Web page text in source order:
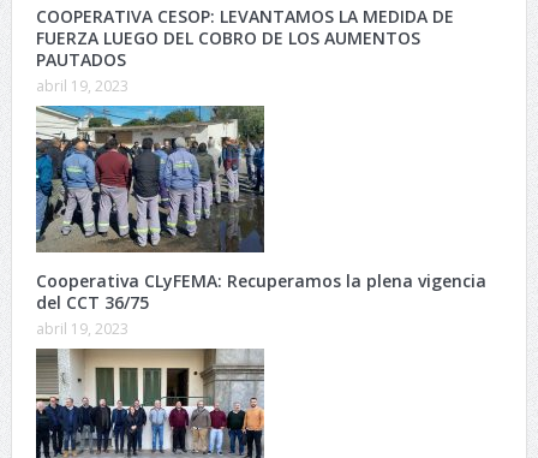
COOPERATIVA CESOP: LEVANTAMOS LA MEDIDA DE
FUERZA LUEGO DEL COBRO DE LOS AUMENTOS
PAUTADOS
abril 19, 2023
Cooperativa CLyFEMA: Recuperamos la plena vigencia
del CCT 36/75
abril 19, 2023